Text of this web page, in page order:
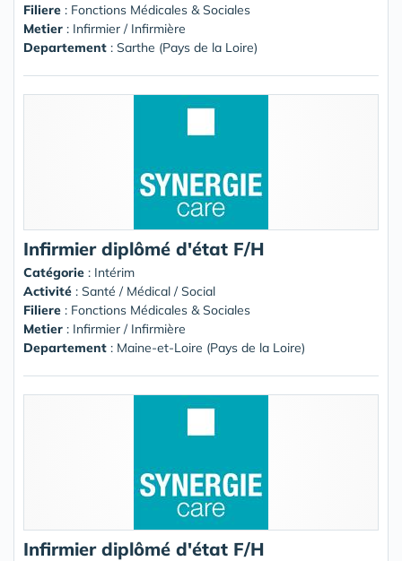
Filiere : Fonctions Médicales & Sociales
Metier : Infirmier / Infirmière
Departement : Sarthe (Pays de la Loire)
Infirmier diplômé d'état F/H
Catégorie : Intérim
Activité : Santé / Médical / Social
Filiere : Fonctions Médicales & Sociales
Metier : Infirmier / Infirmière
Departement : Maine-et-Loire (Pays de la Loire)
Infirmier diplômé d'état F/H